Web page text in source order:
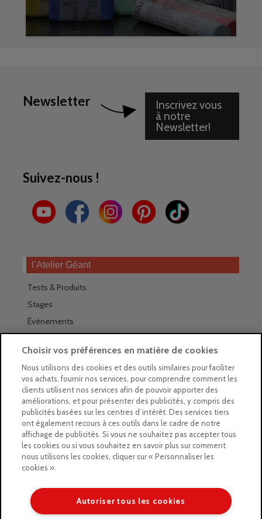
Newsletter
Inscrivez vous
à notre
Newsletter!
Suivez-nous !
l’Atelier Géant
Tests & Produits
Stages
Évènements
Trouver nos magasins
La newsletter des magasins
Feuilleter le Guide
Gratuit : intégrer le Guide
Marques Beaux-Arts
Matériel pour l’aquarelle
Matériel pour l’acrylique
Matériel pour l’huile
Choisir vos préférences en matière de cookies
Nous utilisons des cookies et des outils similaires pour faciliter
vos achats, fournir nos services, pour comprendre comment les
clients utilisent nos services afin de pouvoir apporter des
améliorations, et pour présenter des publicités, y compris des
publicités basées sur les centres d’intérêt. Des services tiers
ont également recours à ces outils dans le cadre de notre
affichage de publicités. Si vous ne souhaitez pas accepter tous
les cookies ou si vous souhaitez en savoir plus sur comment
nous utilisons les cookies, cliquer sur « Personnaliser les
cookies ».
Autoriser tous les cookies